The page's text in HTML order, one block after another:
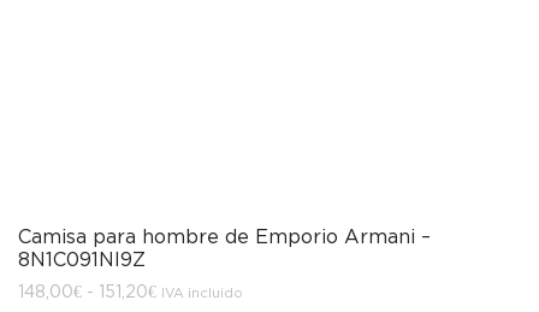
Camisa para hombre de Emporio Armani –
8N1C091NI9Z
148,00€ - 151,20€Rango
IVA incluido